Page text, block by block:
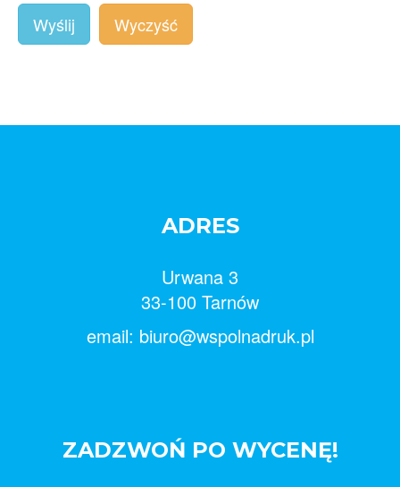
Wyślij Wyczyść
ADRES
Urwana 3
33-100 Tarnów
email: biuro@wspolnadruk.pl
ZADZWOŃ PO WYCENĘ!